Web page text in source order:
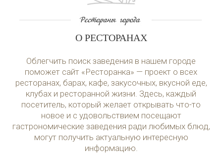
О РЕСТОРАНАХ
Облегчить поиск заведения в нашем городе
поможет сайт «Ресторанка» — проект о всех
ресторанах, барах, кафе, закусочных, вкусной еде,
клубах и ресторанной жизни. Здесь, каждый
посетитель, который желает открывать что-то
новое и с удовольствием посещают
гастрономические заведения ради любимых блюд,
могут получить актуальную интересную
информацию.